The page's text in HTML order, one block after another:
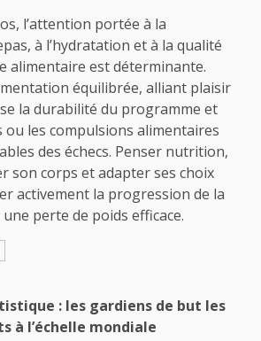
l’attention portée à la
à l’hydratation et à la qualité
alimentaire est déterminante.
équilibrée, alliant plaisir
la durabilité du programme et
ou les compulsions alimentaires
des échecs. Penser nutrition,
son corps et adapter ses choix
activement la progression de la
perte de poids efficace.
: les gardiens de but les
à l’échelle mondiale